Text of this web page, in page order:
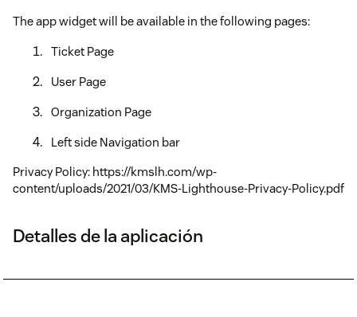
The app widget will be available in the following pages:
Ticket Page
User Page
Organization Page
Left side Navigation bar
Privacy Policy: https://kmslh.com/wp-
content/uploads/2021/03/KMS-Lighthouse-Privacy-Policy.pdf
Detalles de la aplicación